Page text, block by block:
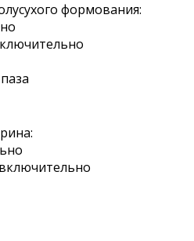
формования: